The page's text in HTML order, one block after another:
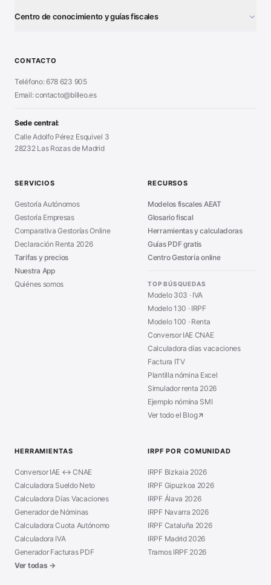
Generador Nóminas
■ Generador Presupuestos
Generador Facturas
■Modelo Nómina PDF
■Calculadora Vacaciones
Centro de conocimiento y guías fiscales
■Alta Autónomo Paso a Paso
Declaración Renta 2026
■Certificado Digital
■Sanciones Hacienda
■Asesoría en Madrid
CONTACTO
Teléfono: 678 623 905
Email: contacto@billeo.es
Sede central:
Calle Adolfo Pérez Esquivel 3
28232 Las Rozas de Madrid
SERVICIOS
Gestoría Autónomos
Gestoría Empresas
Comparativa Gestorías Online
Declaración Renta 2026
Tarifas y precios
Nuestra App
Quiénes somos
RECURSOS
Modelos fiscales AEAT
Glosario fiscal
Herramientas y calculadoras
Guías PDF gratis
Centro Gestoría online
TOP BÚSQUEDAS
Modelo 303 · IVA
Modelo 130 · IRPF
Modelo 100 · Renta
Conversor IAE CNAE
Calculadora días vacaciones
Factura ITV
Plantilla nómina Excel
Simulador renta 2026
Ejemplo nómina SMI
Ver todo el Blog
HERRAMIENTAS
Conversor IAE ↔ CNAE
Calculadora Sueldo Neto
Calculadora Días Vacaciones
Generador de Nóminas
Calculadora Cuota Autónomo
Calculadora IVA
Generador Facturas PDF
Ver todas →
IRPF POR COMUNIDAD
IRPF Bizkaia 2026
IRPF Gipuzkoa 2026
IRPF Álava 2026
IRPF Navarra 2026
IRPF Cataluña 2026
IRPF Madrid 2026
Tramos IRPF 2026